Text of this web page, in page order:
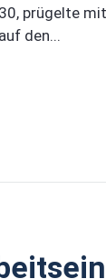
prügelte
den...